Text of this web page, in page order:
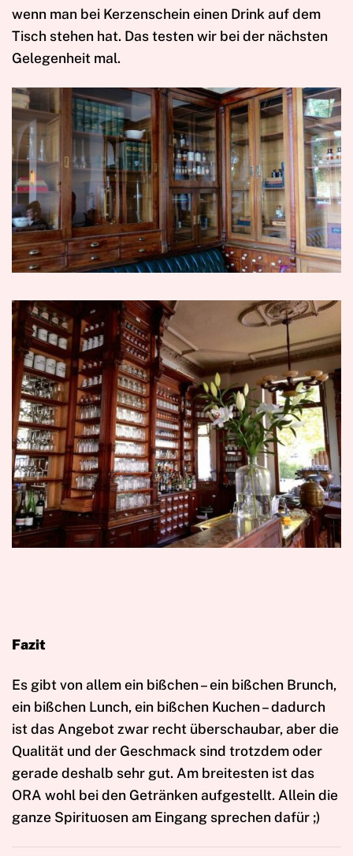
wenn man bei Kerzenschein einen Drink auf dem
Tisch stehen hat. Das testen wir bei der nächsten
Gelegenheit mal.
Fazit
Es gibt von allem ein bißchen – ein bißchen Brunch,
ein bißchen Lunch, ein bißchen Kuchen – dadurch
ist das Angebot zwar recht überschaubar, aber die
Qualität und der Geschmack sind trotzdem oder
gerade deshalb sehr gut. Am breitesten ist das
ORA wohl bei den Getränken aufgestellt. Allein die
ganze Spirituosen am Eingang sprechen dafür ;)